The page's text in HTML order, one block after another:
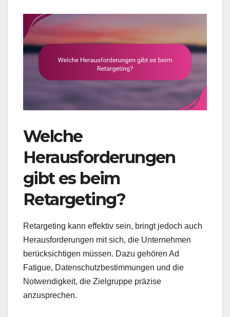
Welche
Herausforderungen
gibt es beim
Retargeting?
Retargeting kann effektiv sein, bringt jedoch auch
Herausforderungen mit sich, die Unternehmen
berücksichtigen müssen. Dazu gehören Ad
Fatigue, Datenschutzbestimmungen und die
Notwendigkeit, die Zielgruppe präzise
anzusprechen.